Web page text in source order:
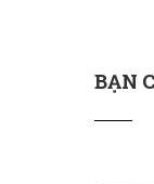
BẠN